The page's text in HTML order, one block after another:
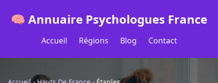
🧠 Annuaire Psychologues France
Accueil Régions Blog Contact